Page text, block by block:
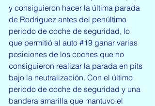
y consiguieron hacer la última parada
de Rodriguez antes del penúltimo
periodo de coche de seguridad, lo
que permitió al auto #19 ganar varias
posiciones de los coches que no
consiguieron realizar la parada en pits
bajo la neutralización. Con el último
periodo de coche de seguridad y una
bandera amarilla que mantuvo el